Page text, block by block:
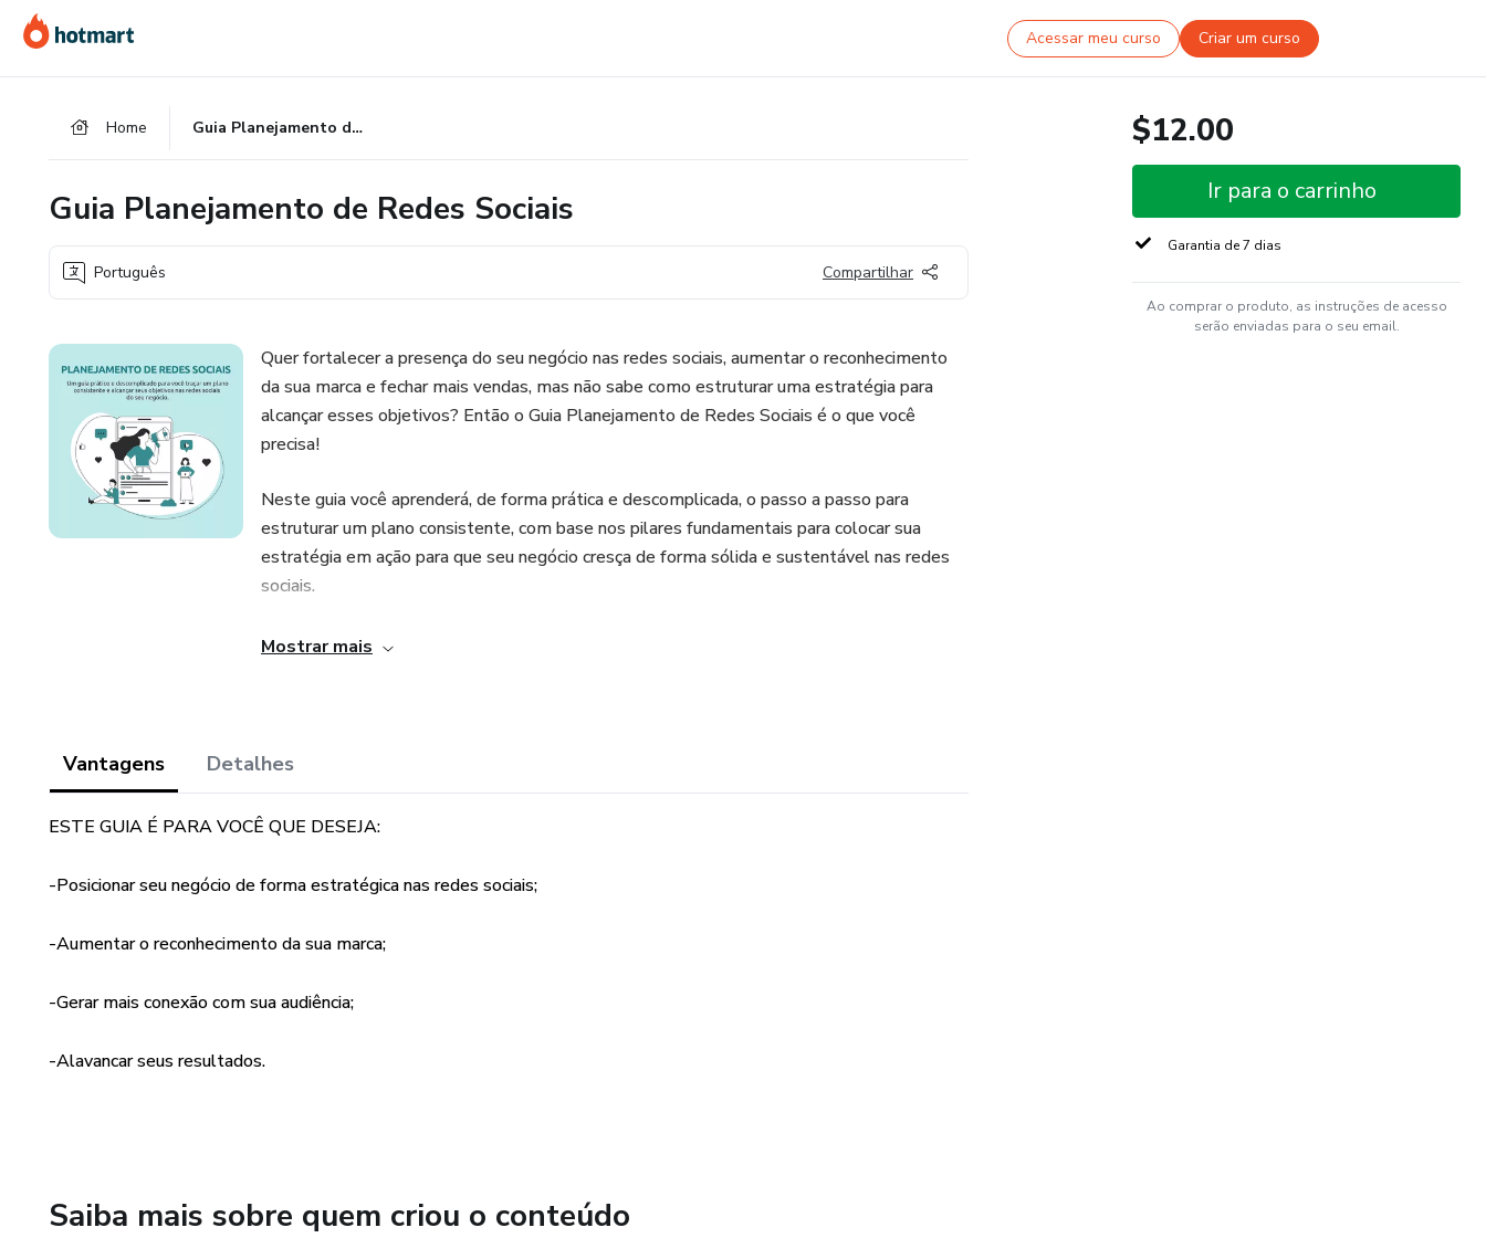
para
o
para
o
para
o
Acessar meu curso Criar um curso
Home Guia Planejamento de Redes Sociais
Guia Planejamento de Redes Sociais
Português Compartilhar
Quer fortalecer a presença do seu negócio nas redes sociais, aumentar o reconhecimento
da sua marca e fechar mais vendas, mas não sabe como estruturar uma estratégia para
alcançar esses objetivos? Então o Guia Planejamento de Redes Sociais é o que você
precisa!
Neste guia você aprenderá, de forma prática e descomplicada, o passo a passo para
estruturar um plano consistente, com base nos pilares fundamentais para colocar sua
estratégia em ação para que seu negócio cresça de forma sólida e sustentável nas redes
sociais.
E sabe qual a melhor parte? Você não ficará apenas na teoria, pois este guia é totalmente
Veja o que você vai encontrar:
Mostrar mais
Vantagens Detalhes
ESTE GUIA É PARA VOCÊ QUE DESEJA:
-Posicionar seu negócio de forma estratégica nas redes sociais;
-Aumentar o reconhecimento da sua marca;
-Gerar mais conexão com sua audiência;
-Alavancar seus resultados.
Saiba mais sobre quem criou o conteúdo
$12.00
Ir para o carrinho
Garantia de 7 dias
Ao comprar o produto, as instruções de acesso
serão enviadas para o seu email.